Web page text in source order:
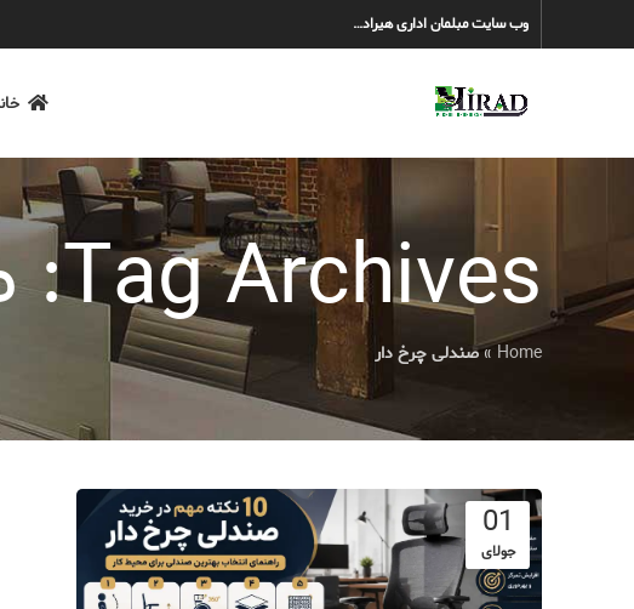
وب سایت مبلمان اداری هیراد…
Tag Archives: صندلی چرخ دار
Home
»صندلی چرخ دار
01
جولای